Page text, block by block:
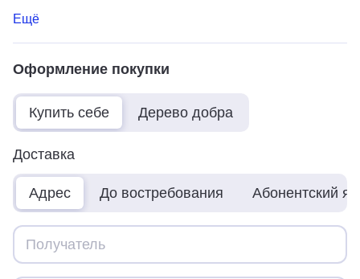
Ещё
Оформление покупки
Купить себе Дерево добра
Доставка
Адрес До востребования Абонентский